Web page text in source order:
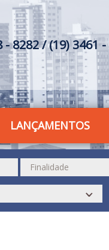
- 8282 / (19) 3461
LANÇAMENTOS